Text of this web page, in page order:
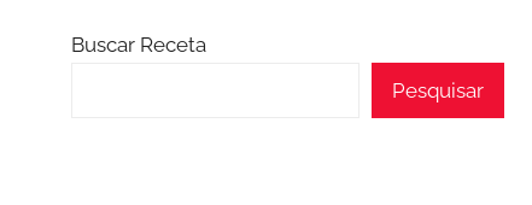
Buscar Receta
Pesquisar